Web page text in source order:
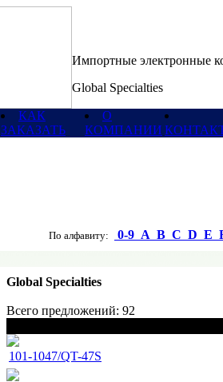
Импортные электронные
Global Specialties
КАК
ЗАКАЗАТЬ
О
КОМПАНИИ
По алфавиту: 0-9 A B C D E
Global Specialties
Всего предложений: 92
101-1047/QT-47S